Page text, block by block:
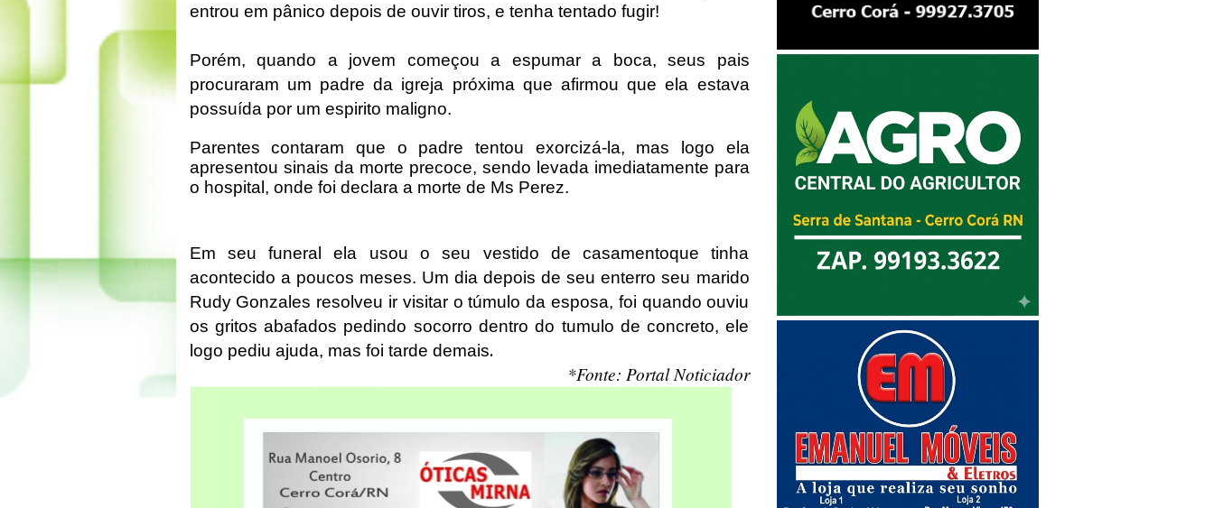
entrou em pânico depois de ouvir tiros, e tenha tentado fugir!
Porém, quando a jovem começou a espumar a boca, seus pais
procuraram um padre da igreja próxima que afirmou que ela estava
possuída por um espirito maligno.
Parentes contaram que o padre tentou exorcizá-la, mas logo ela
apresentou sinais da morte precoce, sendo levada imediatamente para
o hospital, onde foi declara a morte de Ms Perez.
Em seu funeral ela usou o seu vestido de casamentoque tinha
acontecido a poucos meses. Um dia depois de seu enterro seu marido
Rudy Gonzales resolveu ir visitar o túmulo da esposa, foi quando ouviu
os gritos abafados pedindo socorro dentro do tumulo de concreto, ele
logo pediu ajuda, mas foi tarde demais.
*Fonte: Portal Noticiador